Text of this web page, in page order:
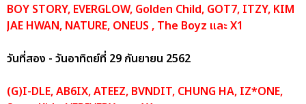
BOY STORY, EVERGLOW, Golden Child, GOT7, ITZY, KIM
JAE HWAN, NATURE, ONEUS , The Boyz และ X1
วันที่สอง - วันอาทิตย์ที่ 29 กันยายน 2562
(G)I-DLE, AB6IX, ATEEZ, BVNDIT, CHUNG HA, IZ*ONE,